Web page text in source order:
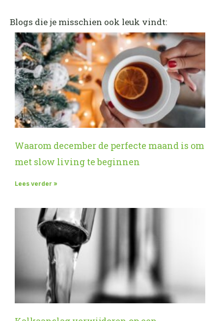
Blogs die je misschien ook leuk vindt:
Waarom december de perfecte maand is om
met slow living te beginnen
Lees verder »